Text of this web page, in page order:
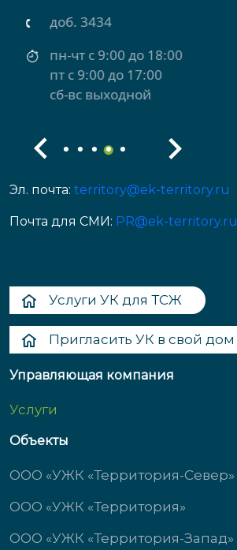
доб. 3434
пн-чт с 9:00 до 18:00
пт с 9:00 до 17:00
сб-вс выходной
Эл. почта: territory@ek-territory.ru
Почта для СМИ: PR@ek-territory.ru
Услуги УК для ТСЖ
Пригласить УК в свой дом
Управляющая компания
Услуги
Объекты
ООО «УЖК «Территория-Север»
ООО «УЖК «Территория»
ООО «УЖК «Территория-Запад»